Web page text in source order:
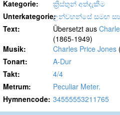
Kategorie:
ක්‍රිස්තුන් අත්දැකීම
Unterkategorie:උන්වහන්සේ සමඟ
Text:
Übersetzt aus
(1865-1949)
Musik:
Charles Price Jones
Tonart:
A-Dur
Takt:
4/4
Metrum:
Peculiar Meter.
Hymnencode: 34555553211765